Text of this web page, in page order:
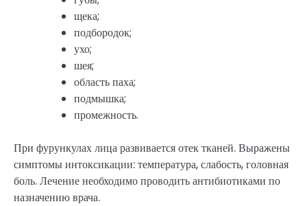
щека;
подбородок;
ухо;
шея;
область паха;
подмышка;
промежность.
При фурункулах лица развивается отек тканей. Выражены
симптомы интоксикации: температура, слабость, головная
боль. Лечение необходимо проводить антибиотиками по
назначению врача.